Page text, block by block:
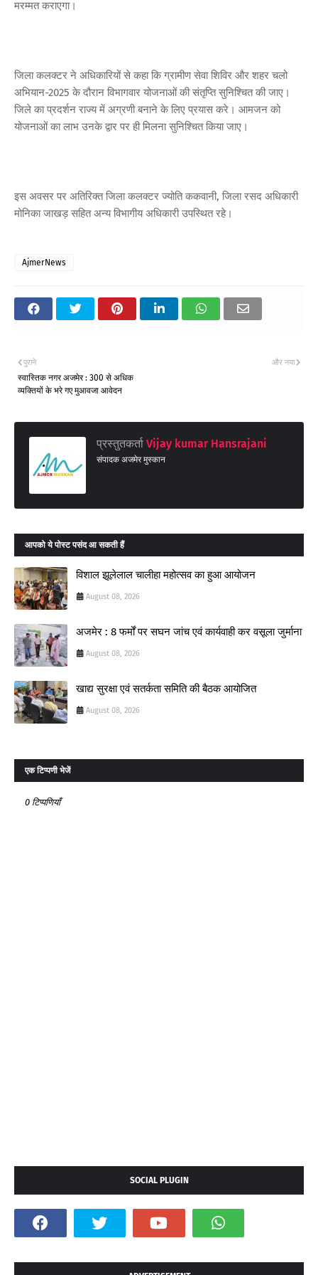
मरम्मत कराएगा।
जिला कलक्टर ने अधिकारियों से कहा कि ग्रामीण सेवा शिविर और शहर चलो
अभियान-2025 के दौरान विभागवार योजनाओं की संतृप्ति सुनिश्चित की जाए।
जिले का प्रदर्शन राज्य में अग्रणी बनाने के लिए प्रयास करे। आमजन को
योजनाओं का लाभ उनके द्वार पर ही मिलना सुनिश्चित किया जाए।
इस अवसर पर अतिरिक्त जिला कलक्टर ज्योति ककवानी, जिला रसद अधिकारी
मोनिका जाखड़ सहित अन्य विभागीय अधिकारी उपस्थित रहे।
AjmerNews
और नया
पुराने
स्वास्तिक नगर अजमेर : 300 से अधिक
व्यक्तियों के भरे गए मुआवजा आवेदन
प्रस्तुतकर्ता Vijay kumar Hansrajani
संपादक अजमेर मुस्कान
आपको ये पोस्ट पसंद आ सकती हैं
विशाल झूलेलाल चालीहा महोत्सव का हुआ आयोजन
August 08, 2026
अजमेर : 8 फर्मों पर सघन जांच एवं कार्यवाही कर वसूला जुर्माना
August 08, 2026
खाद्य सुरक्षा एवं सतर्कता समिति की बैठक आयोजित
August 08, 2026
एक टिप्पणी भेजें
0 टिप्पणियाँ
SOCIAL PLUGIN